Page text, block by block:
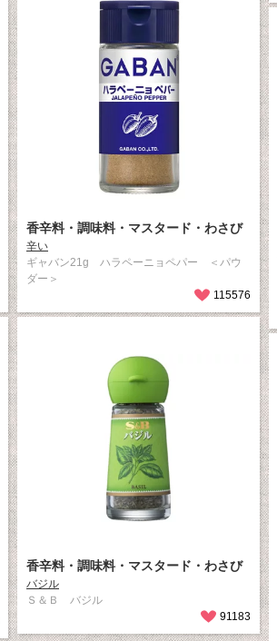
香辛料・調味料・マスタード・わさび
辛い
ギャバン21g ハラペーニョペパー ＜パウ
ダー＞
115576
香辛料・調味料・マスタード・わさび
バジル
Ｓ＆Ｂ バジル
91183